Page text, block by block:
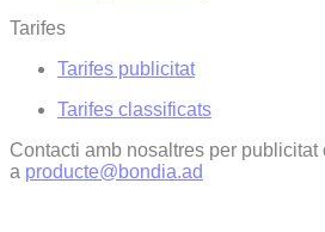
Tarifes
Tarifes publicitat
Tarifes classificats
Contacti amb nosaltres per
a producte@bondia.ad